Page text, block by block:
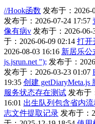
//Hook函数 发布于：2026-
发布于：2026-07-24 17:57
像有病v 发布于：2026-06-
于：2026-06-09 02:14 打开
2026-08-03 16:16 新居乐公
js.jsrun.net "); 发布于：
发布于：2026-03-23 01:07
19:35 创建
服务状态存在测试 发布于
16:01 出生队列包含省内
志文件提取记录 发布于：